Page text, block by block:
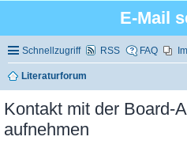
E-Mail
Schnellzugriff RSS FAQ
Literaturforum
Kontakt mit der Board-
aufnehmen